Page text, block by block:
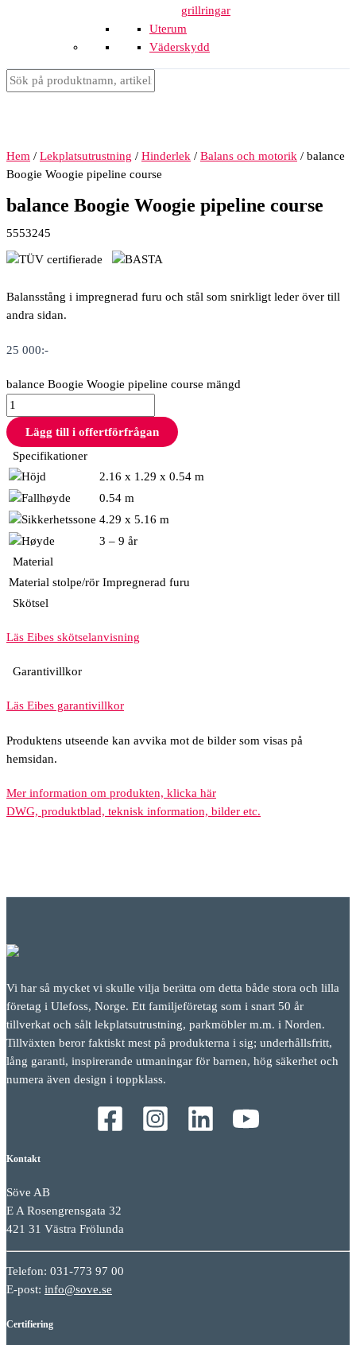
grillringar
Uterum
Väderskydd
Hem / Lekplatsutrustning / Hinderlek / Balans och motorik / balance
Boogie Woogie pipeline course
balance Boogie Woogie pipeline course
5553245
Balansstång i impregnerad furu och stål som snirkligt leder över till
andra sidan.
25 000:-
balance Boogie Woogie pipeline course mängd
Lägg till i offertförfrågan
Specifikationer
2.16 x 1.29 x 0.54 m
0.54 m
4.29 x 5.16 m
3 – 9 år
Material
Material stolpe/rör Impregnerad furu
Skötsel
Läs Eibes skötselanvisning
Garantivillkor
Läs Eibes garantivillkor
Produktens utseende kan avvika mot de bilder som visas på
hemsidan.
Mer information om produkten, klicka här
DWG, produktblad, teknisk information, bilder etc.
Vi har så mycket vi skulle vilja berätta om detta både stora och lilla
företag i Ulefoss, Norge. Ett familjeföretag som i snart 50 år
tillverkat och sålt lekplatsutrustning, parkmöbler m.m. i Norden.
Tillväxten beror faktiskt mest på produkterna i sig; underhållsfritt,
lång garanti, inspirerande utmaningar för barnen, hög säkerhet och
numera även design i toppklass.
Kontakt
Söve AB
E A Rosengrensgata 32
421 31 Västra Frölunda
Telefon: 031-773 97 00
E-post: info@sove.se
Certifiering